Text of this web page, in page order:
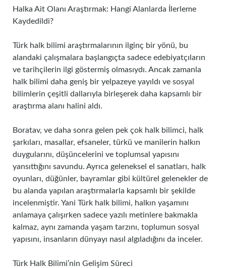
Halka Ait Olanı Araştırmak: Hangi Alanlarda İlerleme
Kaydedildi?
Türk halk bilimi araştırmalarının ilginç bir yönü, bu
alandaki çalışmalara başlangıçta sadece edebiyatçıların
ve tarihçilerin ilgi göstermiş olmasıydı. Ancak zamanla
halk bilimi daha geniş bir yelpazeye yayıldı ve sosyal
bilimlerin çeşitli dallarıyla birleşerek daha kapsamlı bir
araştırma alanı halini aldı.
Boratav, ve daha sonra gelen pek çok halk bilimci, halk
şarkıları, masallar, efsaneler, türkü ve manilerin halkın
duygularını, düşüncelerini ve toplumsal yapısını
yansıttığını savundu. Ayrıca geleneksel el sanatları, halk
oyunları, düğünler, bayramlar gibi kültürel gelenekler de
bu alanda yapılan araştırmalarla kapsamlı bir şekilde
incelenmiştir. Yani Türk halk bilimi, halkın yaşamını
anlamaya çalışırken sadece yazılı metinlere bakmakla
kalmaz, aynı zamanda yaşam tarzını, toplumun sosyal
yapısını, insanların dünyayı nasıl algıladığını da inceler.
Türk Halk Bilimi’nin Gelişim Süreci